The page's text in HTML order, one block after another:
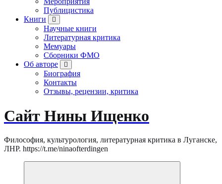
Публицистика
Книги
Научные книги
Литературная критика
Мемуары
Сборники ФМО
Об авторе
Биография
Контакты
Отзывы, рецензии, критика
Сайт Нины Ищенко
Философия, культурология, литературная критика в Луганске,
ЛНР. https://t.me/ninaofterdingen